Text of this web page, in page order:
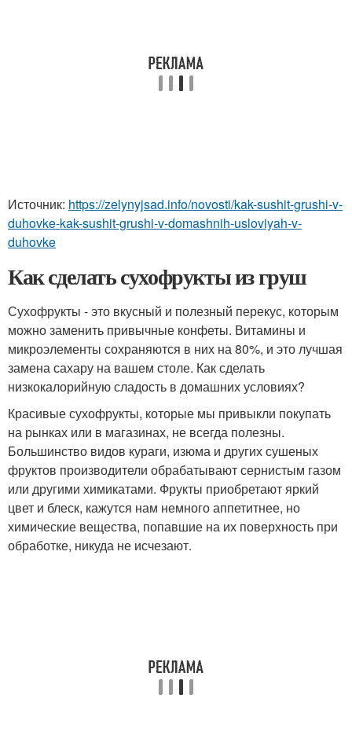
Источник: https://zelynyjsad.info/novosti/kak-sushit-grushi-v-
duhovke-kak-sushit-grushi-v-domashnih-usloviyah-v-
duhovke
Как сделать сухофрукты из груш
Сухофрукты - это вкусный и полезный перекус, которым
можно заменить привычные конфеты. Витамины и
микроэлементы сохраняются в них на 80%, и это лучшая
замена сахару на вашем столе. Как сделать
низкокалорийную сладость в домашних условиях?
Красивые сухофрукты, которые мы привыкли покупать
на рынках или в магазинах, не всегда полезны.
Большинство видов кураги, изюма и других сушеных
фруктов производители обрабатывают сернистым газом
или другими химикатами. Фрукты приобретают яркий
цвет и блеск, кажутся нам немного аппетитнее, но
химические вещества, попавшие на их поверхность при
обработке, никуда не исчезают.